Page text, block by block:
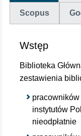
Scopus
Wstęp
Biblioteka
zestawienia
pracowników
instytutów
nieodpłatnie